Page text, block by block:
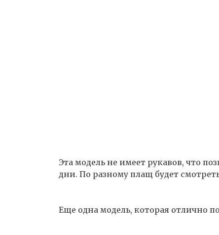
Эта модель не имеет рукавов, что
дни. По разному плащ будет
Еще одна модель, которая отлично